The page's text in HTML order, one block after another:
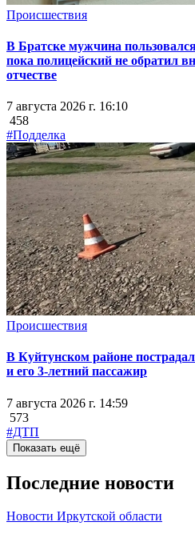
Происшествия
В Братске мужчина
пока полицейский не обратил
отчестве
7 августа 2026 г. 16:10
458
#Подделка
Происшествия
В Куйтунском районе
и его 3-летний пассажир
7 августа 2026 г. 14:59
573
#ДТП
Показать ещё
Последние новости
Новости Иркутской области